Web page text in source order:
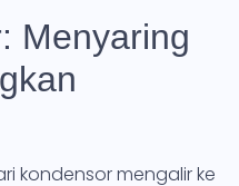
Menyaring
kondensor mengalir ke